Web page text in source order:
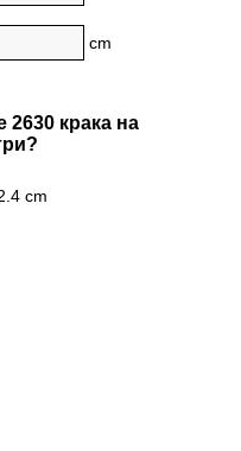
cm
2630 крака на
cm